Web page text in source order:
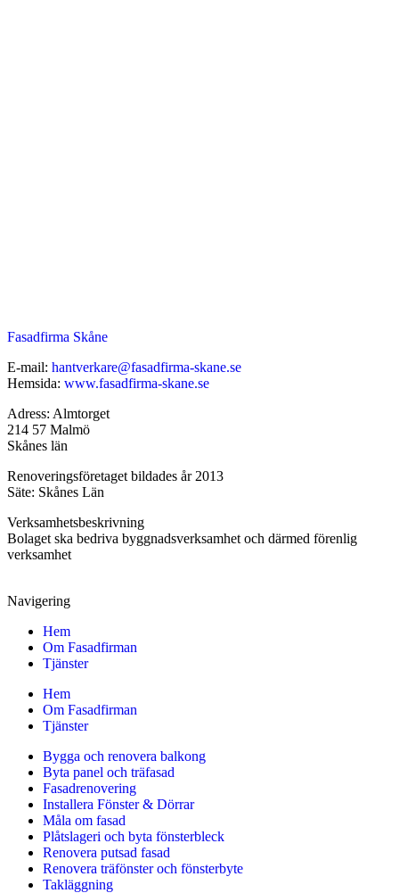
Fasadfirma Skåne
E-mail: hantverkare@fasadfirma-skane.se
Hemsida: www.fasadfirma-skane.se
Adress: Almtorget
214 57 Malmö
Skånes län
Renoveringsföretaget bildades år 2013
Säte: Skånes Län
Verksamhetsbeskrivning
Bolaget ska bedriva byggnadsverksamhet och därmed förenlig
verksamhet
Navigering
Hem
Om Fasadfirman
Tjänster
Hem
Om Fasadfirman
Tjänster
Bygga och renovera balkong
Byta panel och träfasad
Fasadrenovering
Installera Fönster & Dörrar
Måla om fasad
Plåtslageri och byta fönsterbleck
Renovera putsad fasad
Renovera träfönster och fönsterbyte
Takläggning